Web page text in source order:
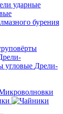
Дрели-